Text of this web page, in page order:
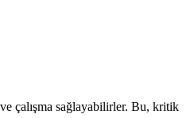
çalışma sağlayabilirler. Bu, kritik